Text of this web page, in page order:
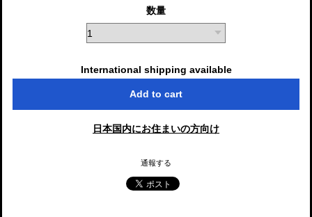
数量
International shipping available
Add to cart
日本国内にお住まいの方向け
通報する